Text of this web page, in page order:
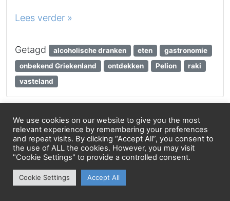
Lees verder »
Getagd alcoholische dranken eten
gastronomie
onbekend Griekenland
ontdekken Pelion
raki
vasteland
Griekenland, Bestemmingen, Plaatsen
De spinalonga van de
Pelion en een “sint”
We use cookies on our website to give you the most
relevant experience by remembering your preferences
and repeat visits. By clicking “Accept All”, you consent to
the use of ALL the cookies. However, you may visit
"Cookie Settings" to provide a controlled consent.
Cookie Settings Accept All